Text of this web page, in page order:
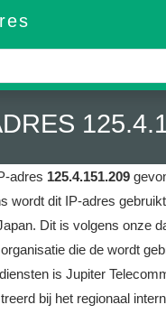
adres 125.4.151.209
wordt dit IP-adres
Dit is volgens onze
die de wordt
is Jupiter
bij het regionaal